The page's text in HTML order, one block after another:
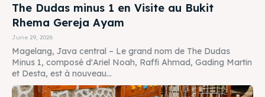
The Dudas minus 1 en Visite au Bukit
Rhema Gereja Ayam
June 29, 2026
Magelang, Java central – Le grand nom de The Dudas
Minus 1, composé d'Ariel Noah, Raffi Ahmad, Gading Martin
et Desta, est à nouveau...